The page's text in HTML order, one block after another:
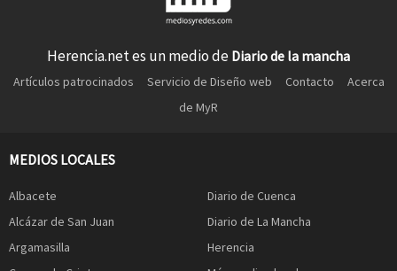
Herencia.net es un medio de Diario de la mancha
Artículos patrocinados Servicio de Diseño web Contacto
Acerca
de MyR
MEDIOS LOCALES
Albacete
Alcázar de San Juan
Argamasilla
Diario de Cuenca
Diario de La Mancha
Herencia